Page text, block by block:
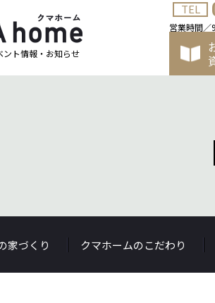
ト情報・お知らせ
TEL
営業時間
家づくり クマホームのこだわり